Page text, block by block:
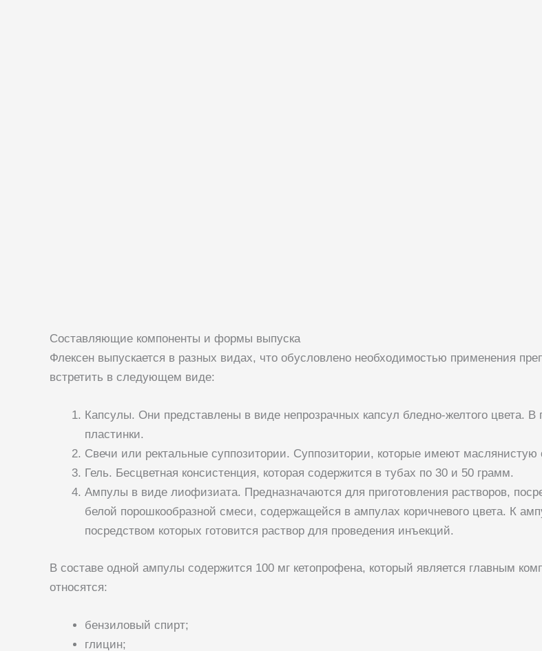
Составляющие компоненты и формы выпуска
Флексен выпускается в разных видах, что обусловлено необходимостью применения
встретить в следующем виде:
Капсулы. Они представлены в виде непрозрачных капсул бледно-желтого цвета. В
пластинки.
Свечи или ректальные суппозитории. Суппозитории, которые имеют маслянистую
Гель. Бесцветная консистенция, которая содержится в тубах по 30 и 50 грамм.
Ампулы в виде лиофизиата. Предназначаются для приготовления растворов,
белой порошкообразной смеси, содержащейся в ампулах коричневого цвета. К
посредством которых готовится раствор для проведения инъекций.
В составе одной ампулы содержится 100 мг кетопрофена, который является главным
относятся:
бензиловый спирт;
глицин;